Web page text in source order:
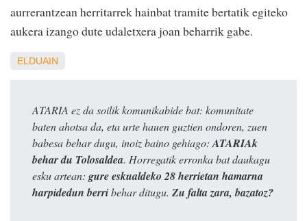
aurrerantzean herritarrek hainbat tramite bertatik egiteko
aukera izango dute udaletxera joan beharrik gabe.
ELDUAIN
ATARIA ez da soilik komunikabide bat: komunitate
baten ahotsa da, eta urte hauen guztien ondoren, zuen
babesa behar dugu, inoiz baino gehiago: ATARIAk
behar du Tolosaldea. Horregatik erronka bat daukagu
esku artean: gure eskualdeko 28 herrietan hamarna
harpidedun berribehar ditugu. Zu falta zara, bazatoz?